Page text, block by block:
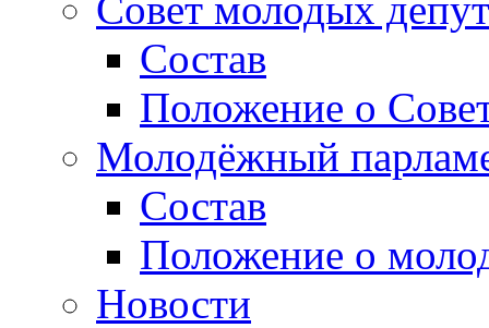
Состав
Положение о
Молодёжный
Состав
Положение о
Новости